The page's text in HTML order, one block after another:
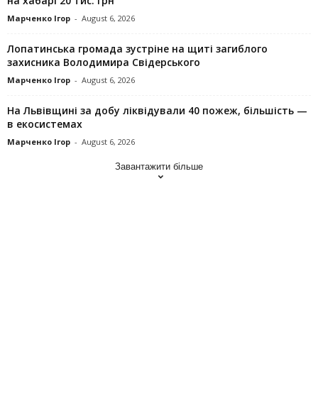
Марченко Ігор - August 6, 2026
Лопатинська громада зустріне на щиті загиблого
захисника Володимира Свідерського
Марченко Ігор - August 6, 2026
На Львівщині за добу ліквідували 40 пожеж, більшість —
в екосистемах
Марченко Ігор - August 6, 2026
Завантажити більше